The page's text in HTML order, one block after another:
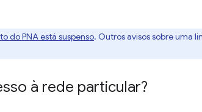
do PNA está suspenso. Outros avisos sobre uma
à rede particular?